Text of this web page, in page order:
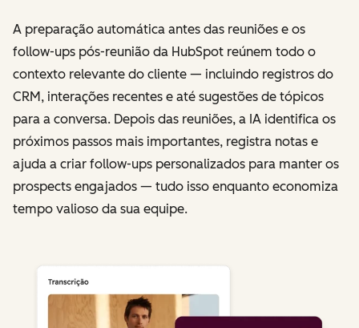
A preparação automática antes das reuniões e os
follow-ups pós-reunião da HubSpot reúnem todo o
contexto relevante do cliente — incluindo registros do
CRM, interações recentes e até sugestões de tópicos
para a conversa. Depois das reuniões, a IA identifica os
próximos passos mais importantes, registra notas e
ajuda a criar follow-ups personalizados para manter os
prospects engajados — tudo isso enquanto economiza
tempo valioso da sua equipe.